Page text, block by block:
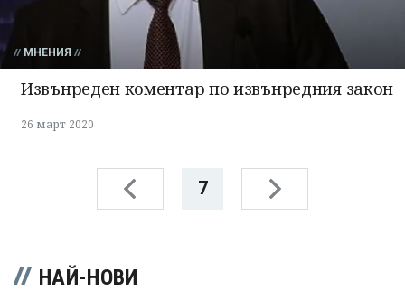
МНЕНИЯ
Извънреден коментар по извънредния закон
26 март 2020
7
НАЙ-НОВИ